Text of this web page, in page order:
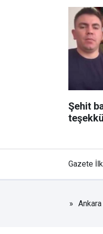
Şehit
Gazete